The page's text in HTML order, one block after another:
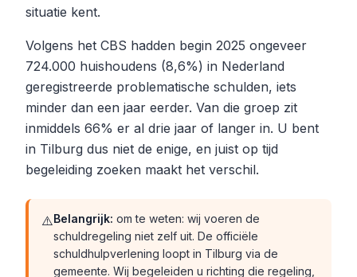
situatie kent.
Volgens het CBS hadden begin 2025 ongeveer
724.000 huishoudens (8,6%) in Nederland
geregistreerde problematische schulden, iets
minder dan een jaar eerder. Van die groep zit
inmiddels 66% er al drie jaar of langer in. U bent
in Tilburg dus niet de enige, en juist op tijd
begeleiding zoeken maakt het verschil.
⚠️Belangrijk: om te weten: wij voeren de
schuldregeling niet zelf uit. De officiële
schuldhulpverlening loopt in Tilburg via de
gemeente. Wij begeleiden u richting die regeling,